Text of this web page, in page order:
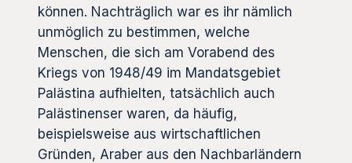
können. Nachträglich war es ihr nämlich
unmöglich zu bestimmen, welche
Menschen, die sich am Vorabend des
Kriegs von 1948/49 im Mandatsgebiet
Palästina aufhielten, tatsächlich auch
Palästinenser waren, da häufig,
beispielsweise aus wirtschaftlichen
Gründen, Araber aus den Nachbarländern